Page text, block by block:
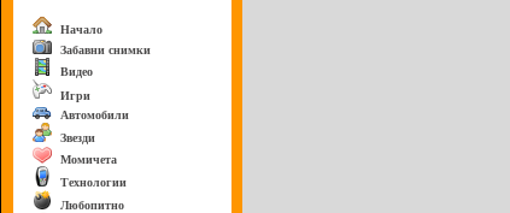
Начало
Забавни снимки
Видео
Игри
Автомобили
Звезди
Момичета
Технологии
Любопитно